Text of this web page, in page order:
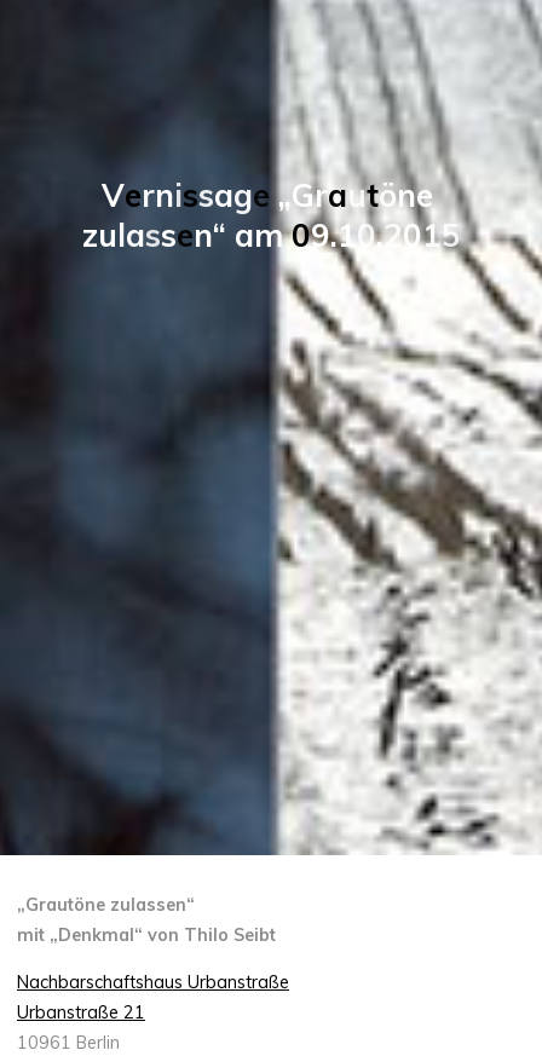
Vernissage „Grautöne
zulassen“ am 09.10.2015
„Grautöne zulassen“
mit „Denkmal“ von Thilo Seibt
Nachbarschaftshaus Urbanstraße
Urbanstraße 21
10961 Berlin